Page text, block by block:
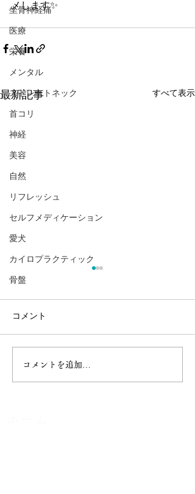
坐骨神経痛
医療
栄養
メンタル
ストレートネック
首コリ
神経
美容
自然
リフレッシュ
セルフメディケーション
愛犬
カイロプラクティック
骨盤
メします✨
最新記事 すべて表示
【安定期～臨月までOK】
妊娠中の腰痛・足のむく
コメント
コメントを追加…